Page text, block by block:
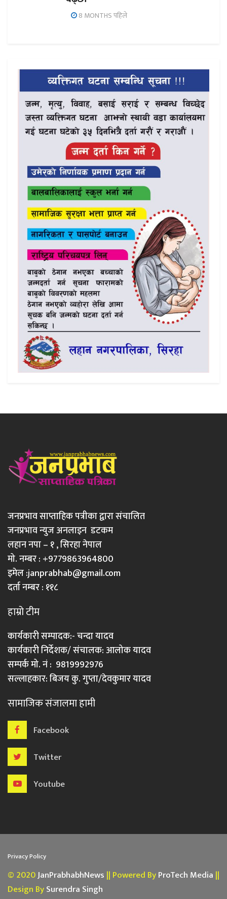
8 MONTHS पहिले
जनप्रभाव साप्ताहिक पत्रीका द्वारा संचालित
जनप्रभाव न्युज अनलाइन डटकम
लहान नपा – १ , सिरहा नेपाल
मो. नम्बर : +9779863964800
इमेल :janprabhab@gmail.com
दर्ता नम्बर : ११८
हाम्रो टीम
कार्यकारी सम्पादक:- चन्दा यादव
कार्यकारी निर्देशक/ संचालक: आलोक यादव
सम्पर्क मो. नं : 9819992976
सल्लाहकार: बिजय कु. गुप्ता/देवकुमार यादव
सामाजिक संजालमा हामी
Facebook
Twitter
Youtube
Privacy Policy
© 2020JanPrabhabhNews || Powered ByProTech Media ||
Design BySurendra Singh